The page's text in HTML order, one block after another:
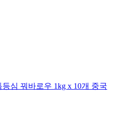
심 꿔바로우 1kg x 10개 중국